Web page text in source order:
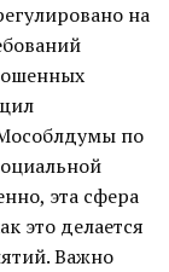
на
по
эта сфера
это делается
Важно